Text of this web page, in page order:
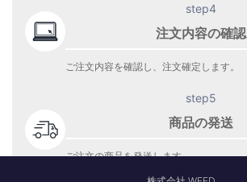
step4
注文内容の確認
ご注文内容を確認し、注文確定します。
step5
商品の発送
ご注文の商品を発送します。